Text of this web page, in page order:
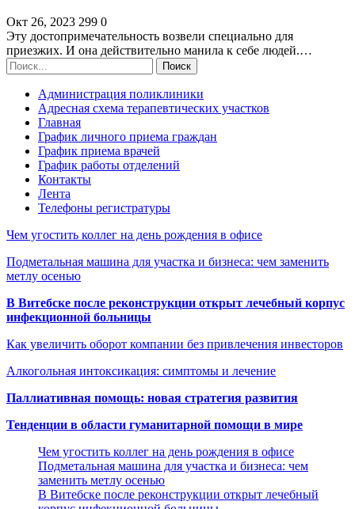
Окт 26, 2023 299 0
Эту достопримечательность возвели специально для
приезжих. И она действительно манила к себе людей.…
Администрация поликлиники
Адресная схема терапевтических участков
Главная
График личного приема граждан
График приема врачей
График работы отделений
Контакты
Лента
Телефоны регистратуры
Чем угостить коллег на день рождения в офисе
Подметальная машина для участка и бизнеса: чем заменить
метлу осенью
В Витебске после реконструкции открыт лечебный корпус
инфекционной больницы
Как увеличить оборот компании без привлечения инвесторов
Алкогольная интоксикация: симптомы и лечение
Паллиативная помощь: новая стратегия развития
Тенденции в области гуманитарной помощи в мире
Чем угостить коллег на день рождения в офисе
Подметальная машина для участка и бизнеса: чем
заменить метлу осенью
В Витебске после реконструкции открыт лечебный